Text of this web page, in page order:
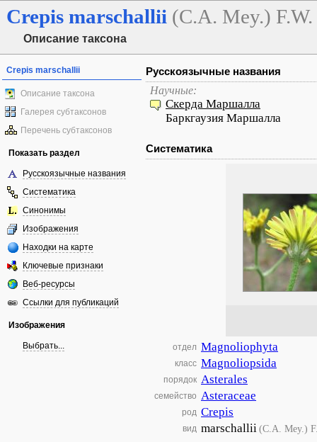
Crepis marschallii (C.A. Mey.)
Описание таксона
Crepis marschallii
Описание таксона
Галерея субтаксонов
Перечень субтаксонов
Показать раздел
Русскоязычные названия
Систематика
Синонимы
Изображения
Находки на карте
Ключевые признаки
Веб-ресурсы
Ссылки для публикаций
Изображения
Выбрать...
Русскоязычные названия
Научные:
Скерда Маршалла
Баркгаузия Маршалла
Систематика
отдел Magnoliophyta
класс Magnoliopsida
порядок Asterales
семейство Asteraceae
род Crepis
вид marschallii(C.A. Mey.)